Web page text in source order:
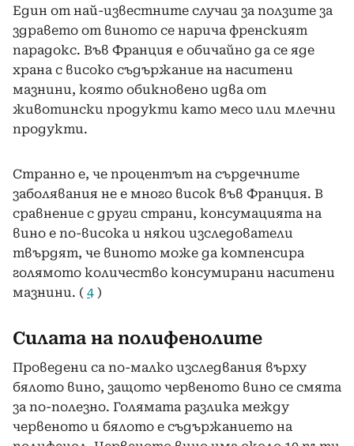
Един от най-известните случаи за ползите за
здравето от виното се нарича френският
парадокс. Във Франция е обичайно да се яде
храна с високо съдържание на наситени
мазнини, която обикновено идва от
животински продукти като месо или млечни
продукти.
Странно е, че процентът на сърдечните
заболявания не е много висок във Франция. В
сравнение с други страни, консумацията на
вино е по-висока и някои изследователи
твърдят, че виното може да компенсира
голямото количество консумирани наситени
мазнини. ( 4 )
Силата на полифенолите
Проведени са по-малко изследвания върху
бялото вино, защото червеното вино се смята
за по-полезно. Голямата разлика между
червеното и бялото е съдържанието на